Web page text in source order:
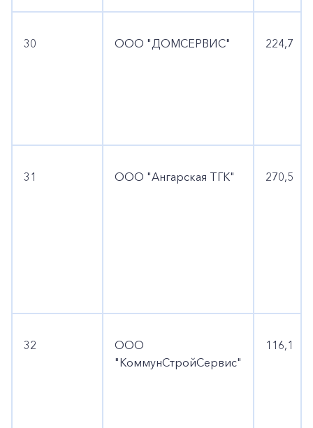
30 ООО "ДОМСЕРВИС" 224,7
31 ООО "Ангарская ТГК" 270,5
32
ООО
"КоммунСтройСервис"
116,1